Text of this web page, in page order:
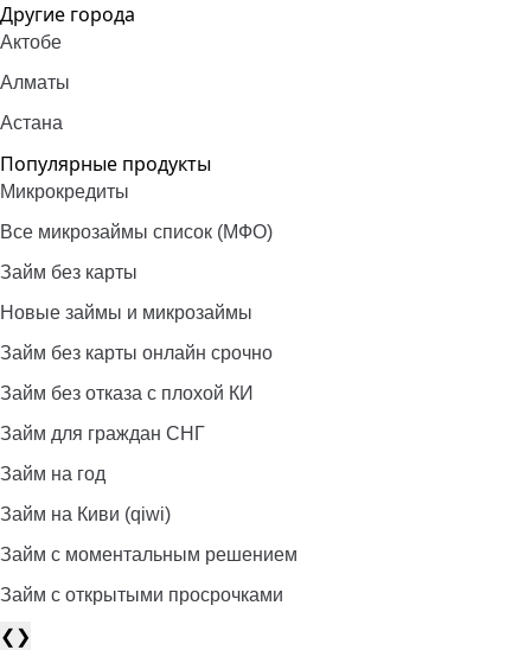
Другие города
Актобе
Алматы
Астана
Популярные продукты
Микрокредиты
Все микрозаймы список (МФО)
Займ без карты
Новые займы и микрозаймы
Займ без карты онлайн срочно
Займ без отказа с плохой КИ
Займ для граждан СНГ
Займ на год
Займ на Киви (qiwi)
Займ c моментальным решением
Займ с открытыми просрочками
❮❯